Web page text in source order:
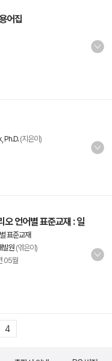
어집
Ph.D.(지은이)
언어별 표준교재 : 일
표준교재
발원 (엮은이)
05월
4